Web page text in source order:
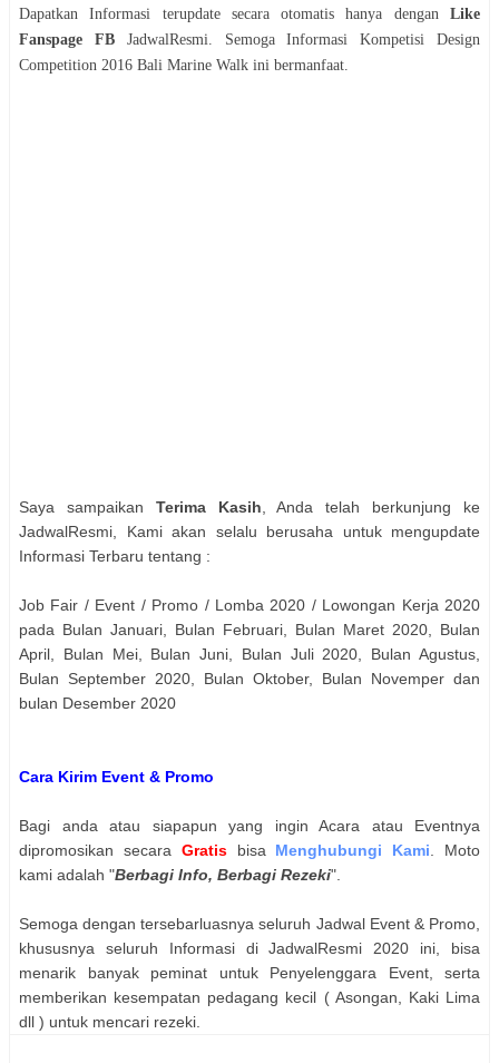
Dapatkan Informasi terupdate secara otomatis hanya dengan Like
Fanspage FBJadwalResmi. Semoga InformasiKompetisi
Design
Competition 2016 Bali Marine Walk ini bermanfaat.
Saya sampaikan Terima Kasih , Anda telah berkunjung ke
JadwalResmi, Kami akan selalu berusaha untuk mengupdate
Informasi Terbaru tentang :
Job Fair / Event / Promo / Lomba 2020 / Lowongan Kerja 2020
pada Bulan Januari, Bulan Februari, Bulan Maret 2020, Bulan
April, Bulan Mei, Bulan Juni, Bulan Juli 2020, Bulan Agustus,
Bulan September 2020, Bulan Oktober, Bulan Novemper dan
bulan Desember 2020
Cara Kirim Event & Promo
Bagi anda atau siapapun yang ingin Acara atau Eventnya
dipromosikan secara Gratisbisa Menghubungi Kami . Moto
kami adalah "Berbagi Info, Berbagi Rezeki".
Semoga dengan tersebarluasnya seluruh Jadwal Event & Promo,
khususnya seluruh Informasi di JadwalResmi 2020 ini, bisa
menarik banyak peminat untuk Penyelenggara Event, serta
memberikan kesempatan pedagang kecil ( Asongan, Kaki Lima
dll ) untuk mencari rezeki.